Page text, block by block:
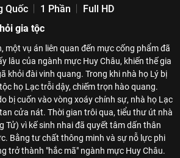
Quốc 1 Phần
Full HD
gia tộc
một vụ án liên quan đến mực cống phẩm đã
lâu của ngành mực Huy Châu, khiến thế gia
khỏi đài vinh quang. Trong khi nhà họ Lý bị
họ Lạc trỗi dậy, chiếm trọn hào quang.
bị cuốn vào vòng xoáy chính sự, nhà họ Lạc
cửa nát. Thời gian trôi qua, tiểu thư út nhà
Tử) vì kế sinh nhai đã quyết tâm dấn thân
Bằng tư chất thông minh và sự nỗ lực phi
trở thành "hắc mã" ngành mực Huy Châu.